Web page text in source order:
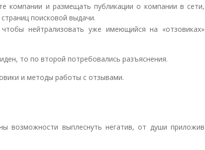
компании и размещать публикации о компании в сети,
поисковой выдачи.
нейтрализовать уже имеющийся на «отзовиках»
то по второй потребовались разъяснения.
и методы работы с отзывами.
возможности выплеснуть негатив, от души приложив